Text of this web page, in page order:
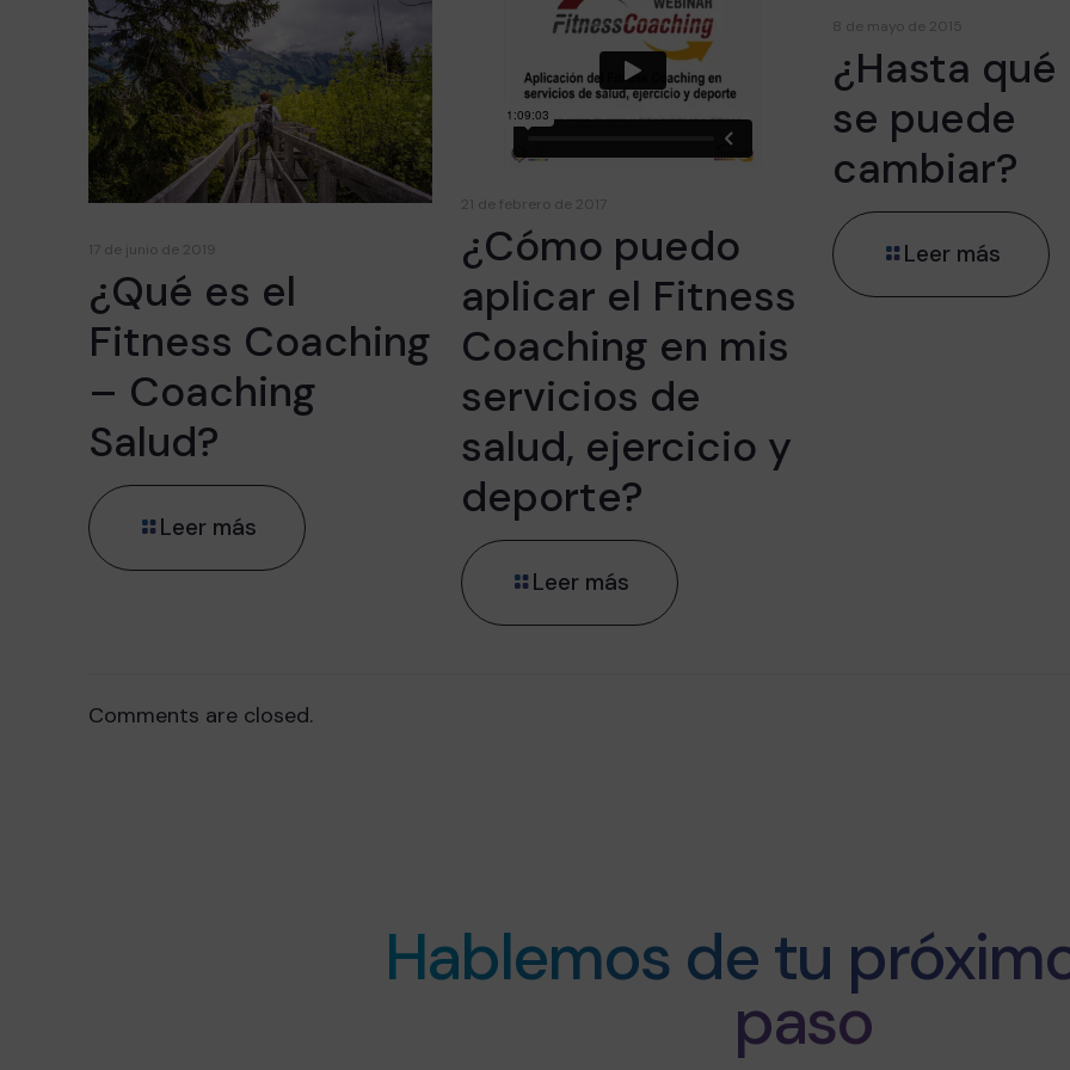
17 de junio de 2019
¿Qué es el
Fitness Coaching
– Coaching
Salud?
Leer más
21 de febrero de 2017
¿Cómo puedo
aplicar el Fitness
Coaching en mis
servicios de
salud, ejercicio y
deporte?
Leer más
8 de mayo de 2015
¿Hasta
se puede
cambiar?
Leer más
Comments are closed.
Hablemos de tu
paso